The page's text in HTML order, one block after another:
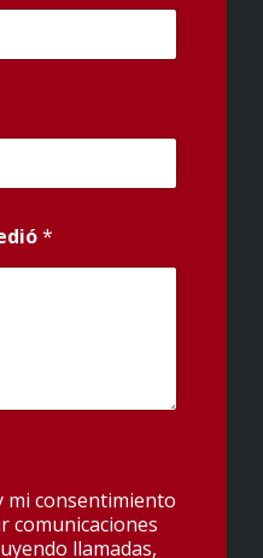
*
mi consentimiento
comunicaciones
llamadas,